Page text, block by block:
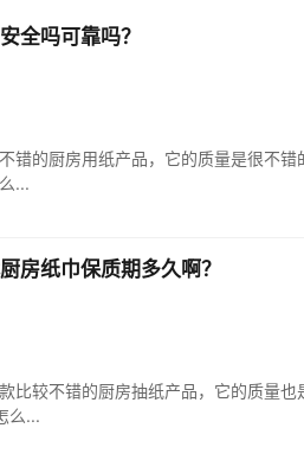
全吗可靠吗？
错的厨房用纸产品，它的质量是很不
...
房纸巾保质期多久啊？
比较不错的厨房抽纸产品，它的质量
么...